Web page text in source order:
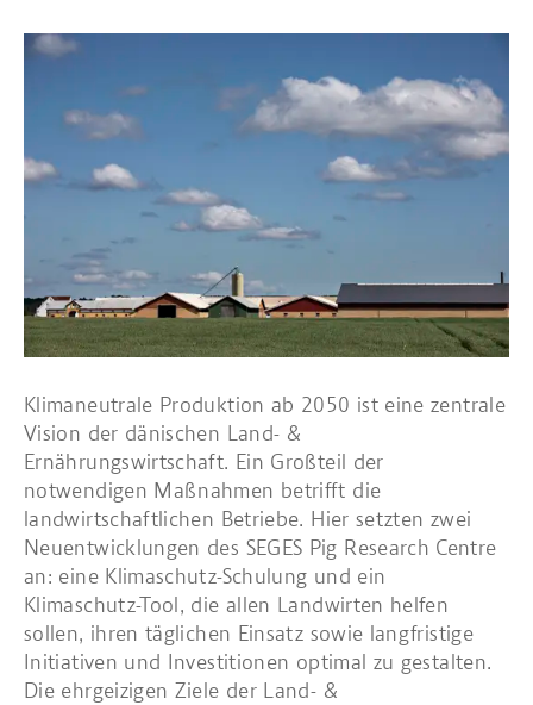
Klimaneutrale Produktion ab 2050 ist eine zentrale
Vision der dänischen Land- &
Ernährungswirtschaft. Ein Großteil der
notwendigen Maßnahmen betrifft die
landwirtschaftlichen Betriebe. Hier setzten zwei
Neuentwicklungen des SEGES Pig Research Centre
an: eine Klimaschutz-Schulung und ein
Klimaschutz-Tool, die allen Landwirten helfen
sollen, ihren täglichen Einsatz sowie langfristige
Initiativen und Investitionen optimal zu gestalten.
Die ehrgeizigen Ziele der Land- &